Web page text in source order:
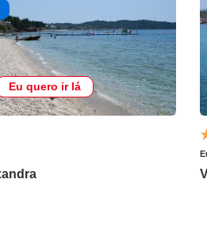
Eu quero ir lá